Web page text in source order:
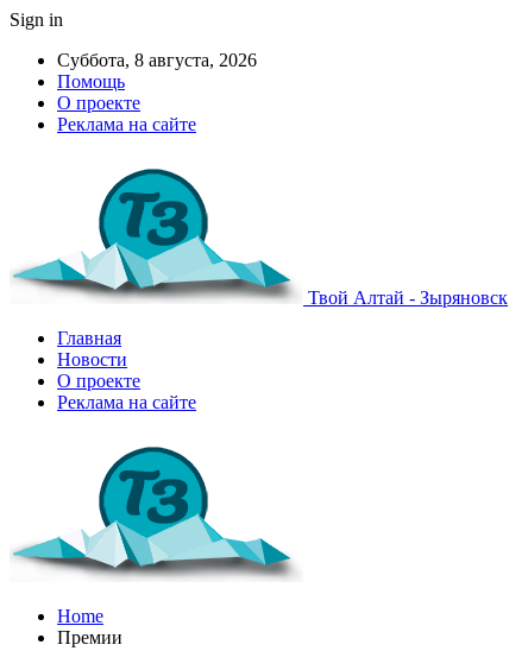
Sign in
Суббота, 8 августа, 2026
Помощь
О проекте
Реклама на сайте
Твой Алтай - Зыряновск
Главная
Новости
О проекте
Реклама на сайте
Home
Премии